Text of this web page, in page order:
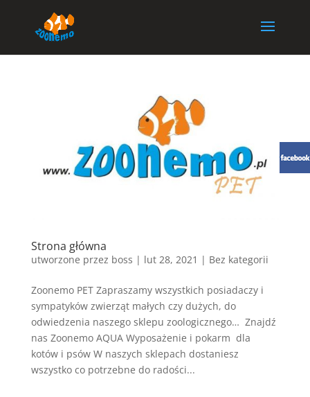
Strona główna
utworzone przez boss | lut 28, 2021 | Bez kategorii
Zoonemo PET Zapraszamy wszystkich posiadaczy i
sympatyków zwierząt małych czy dużych, do
odwiedzenia naszego sklepu zoologicznego… Znajdź
nas Zoonemo AQUA Wyposażenie i pokarm dla
kotów i psów W naszych sklepach dostaniesz
wszystko co potrzebne do radości...